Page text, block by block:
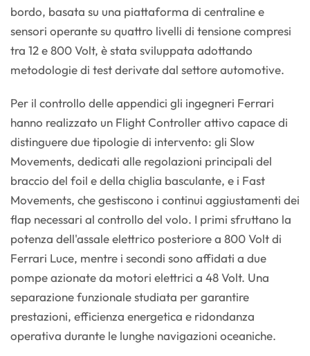
bordo, basata su una piattaforma di centraline e
sensori operante su quattro livelli di tensione compresi
tra 12 e 800 Volt, è stata sviluppata adottando
metodologie di test derivate dal settore automotive.
Per il controllo delle appendici gli ingegneri Ferrari
hanno realizzato un Flight Controller attivo capace di
distinguere due tipologie di intervento: gli Slow
Movements, dedicati alle regolazioni principali del
braccio del foil e della chiglia basculante, e i Fast
Movements, che gestiscono i continui aggiustamenti dei
flap necessari al controllo del volo. I primi sfruttano la
potenza dell'assale elettrico posteriore a 800 Volt di
Ferrari Luce, mentre i secondi sono affidati a due
pompe azionate da motori elettrici a 48 Volt. Una
separazione funzionale studiata per garantire
prestazioni, efficienza energetica e ridondanza
operativa durante le lunghe navigazioni oceaniche.